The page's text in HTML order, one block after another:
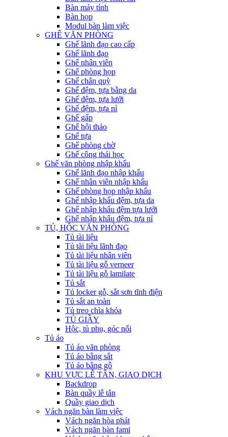
Bàn máy tính
Bàn họp
Modul bàn làm việc
GHẾ VĂN PHÒNG
Ghế lãnh đạo cao cấp
Ghế lãnh đạo
Ghế nhân viên
Ghế phòng họp
Ghế chân quỳ
Ghế đệm, tựa bằng da
Ghế đệm, tựa lưới
Ghế đệm, tựa nỉ
Ghế gấp
Ghế hội thảo
Ghế tựa
Ghế phòng chờ
Ghế công thái học
Ghế văn phòng nhập khẩu
Ghế lãnh đạo nhập khẩu
Ghế nhân viên nhập khẩu
Ghế phòng họp nhập khẩu
Ghế nhập khẩu đệm, tựa da
Ghế nhập khẩu đệm tựa lưới
Ghế nhập khẩu đệm, tựa nỉ
TỦ, HỘC VĂN PHÒNG
Tủ tài liệu
Tủ tài liệu lãnh đạo
Tủ tài liệu nhân viên
Tủ tài liệu gỗ verneer
Tủ tài liệu gỗ lamilate
Tủ sắt
Tủ locker gỗ, sắt sơn tĩnh điện
Tủ sắt an toàn
Tủ treo chìa khóa
TỦ GIẦY
Hộc, tủ phụ, góc nối
Tủ áo
Tủ áo văn phòng
Tủ áo bằng sắt
Tủ áo bằng gỗ
KHU VỰC LỄ TÂN, GIAO DỊCH
Backdrop
Bàn quầy lễ tân
Quầy giao dịch
Vách ngăn bàn làm việc
Vách ngăn hòa phát
Vách ngăn bàn fami